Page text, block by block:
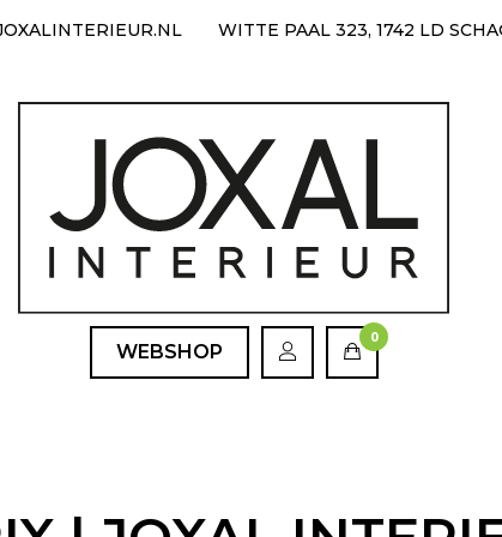
WITTE PAAL 323, 1742 LD
WEBSHOP
0